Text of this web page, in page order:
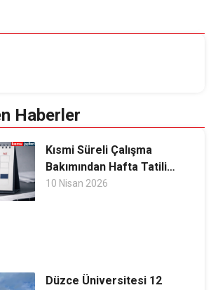
Haberler
Kısmi Süreli Çalışma
Bakımından Hafta Tatili
Değerlendirmesi
10 Nisan 2026
Düzce Üniversitesi 12